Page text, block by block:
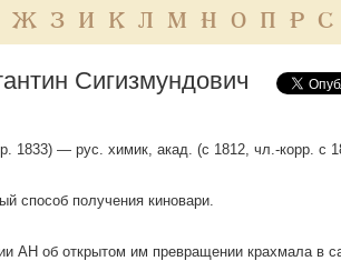
Ж З И К Л М Н О П Р С
Сигизмундович
— рус. химик, акад. (с 1812, чл.-корр. с
способ получения киновари.
АН об открытом им превращении крахмала в